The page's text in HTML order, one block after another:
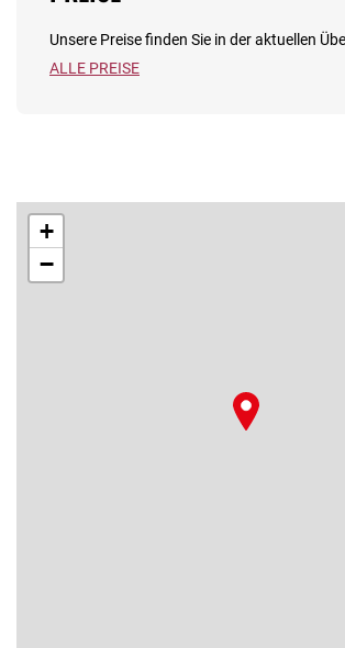
Unsere Preise finden Sie in der aktuellen
ALLE PREISE
+
−